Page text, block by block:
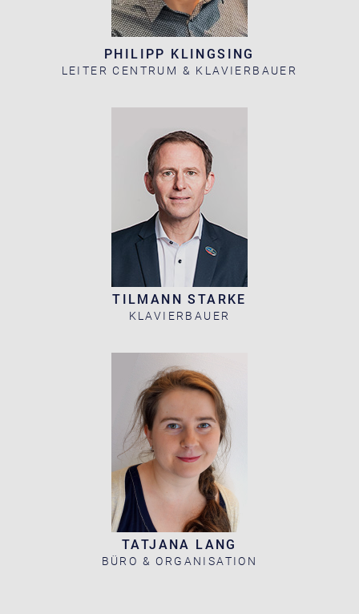
PHILIPP KLINGSING
LEITER CENTRUM & KLAVIERBAUER
TILMANN STARKE
KLAVIERBAUER
TATJANA LANG
BÜRO & ORGANISATION